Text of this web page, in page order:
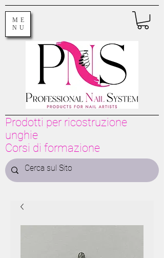
ME
NU
Prodotti per ricostruzione
unghie
Corsi di formazione